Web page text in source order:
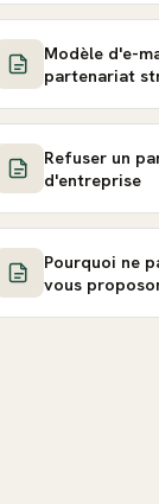
Modèle d'e-
partenariat
Refuser un
d'entreprise
Pourquoi ne
vous